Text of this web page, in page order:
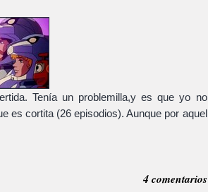
Tenía un problemilla,y es que yo no
es cortita (26 episodios). Aunque por aquel
4 comentarios